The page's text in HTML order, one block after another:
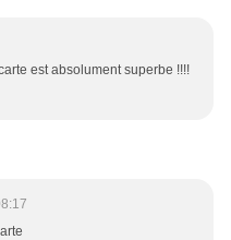
est absolument superbe !!!!